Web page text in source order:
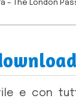
– The London
e con